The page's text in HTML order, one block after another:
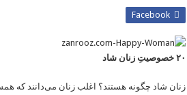
Facebook
۲۰ خصوصیتِ زنان شاد
زنان شاد چگونه هستند؟ اغلب زنان می‌دانند که